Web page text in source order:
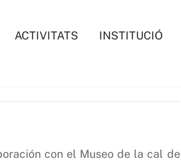
ACTIVITATS INSTITUCIÓ
con el Museode la cal de